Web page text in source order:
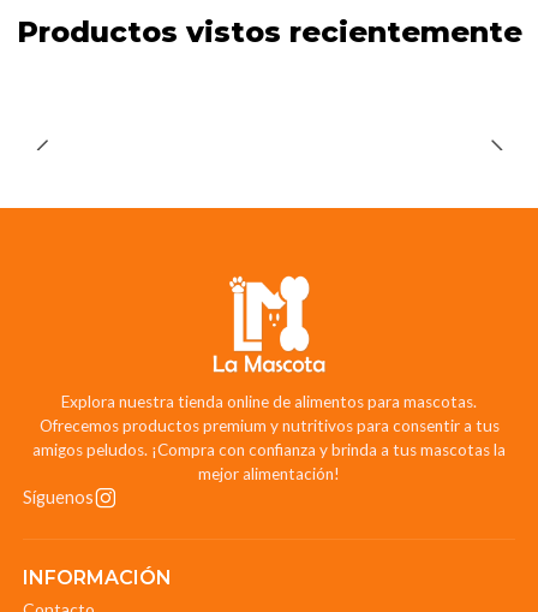
Productos vistos recientemente
Explora nuestra tienda online de alimentos para mascotas.
Ofrecemos productos premium y nutritivos para consentir a tus
amigos peludos. ¡Compra con confianza y brinda a tus mascotas la
mejor alimentación!
Síguenos
INFORMACIÓN